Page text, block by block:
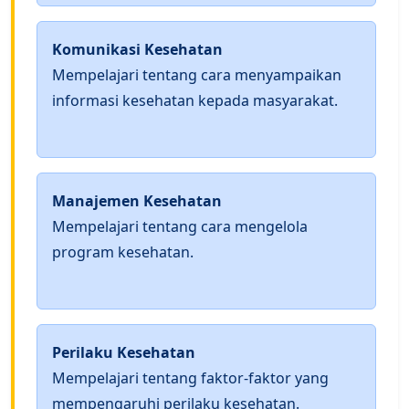
Komunikasi Kesehatan
Mempelajari tentang cara menyampaikan
informasi kesehatan kepada masyarakat.
Manajemen Kesehatan
Mempelajari tentang cara mengelola
program kesehatan.
Perilaku Kesehatan
Mempelajari tentang faktor-faktor yang
mempengaruhi perilaku kesehatan.